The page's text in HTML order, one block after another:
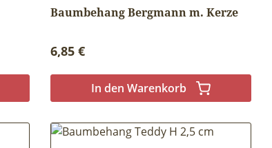
Baumbehang Bergmann m. Kerze
Regulärer Preis:
6,85 €
In den Warenkorb